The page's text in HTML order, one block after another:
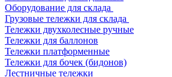
Оборудование для склада
Грузовые тележки для склада
Тележки двухколесные ручные
Тележки для баллонов
Тележки платформенные
Тележки для бочек (бидонов)
Лестничные тележки